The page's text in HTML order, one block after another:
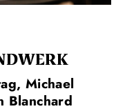
Michael
Blanchard